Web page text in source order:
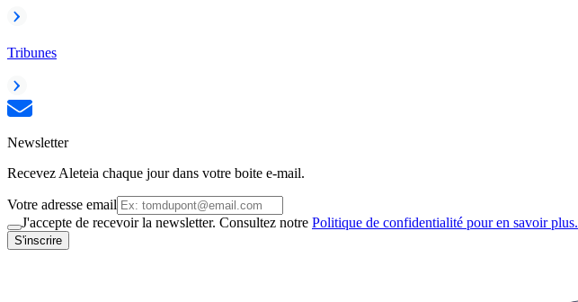
Tribunes
Newsletter
Recevez Aleteia chaque jour dans votre boite e-mail.
Votre adresse email
J'accepte de recevoir la newsletter. Consultez notre Politique de confidentialité pour en savoir plus.
S'inscrire